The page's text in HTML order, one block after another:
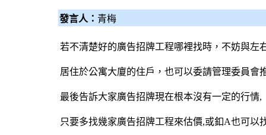
發言人： 青梅
若不清楚好的廣告招牌工程哪裡找時，不妨與左
居住於公寓大廈的住戶，也可以委請管理委員會
最後告訴大家廣告招牌現在根本沒有一定的行情,
只要多找幾家廣告招牌工程來估價,或釦A也可以